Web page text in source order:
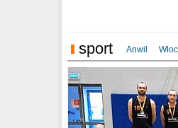
sport Anwil